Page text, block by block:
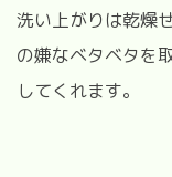
洗い上がりは乾燥
の嫌なベタベタを
してくれます。